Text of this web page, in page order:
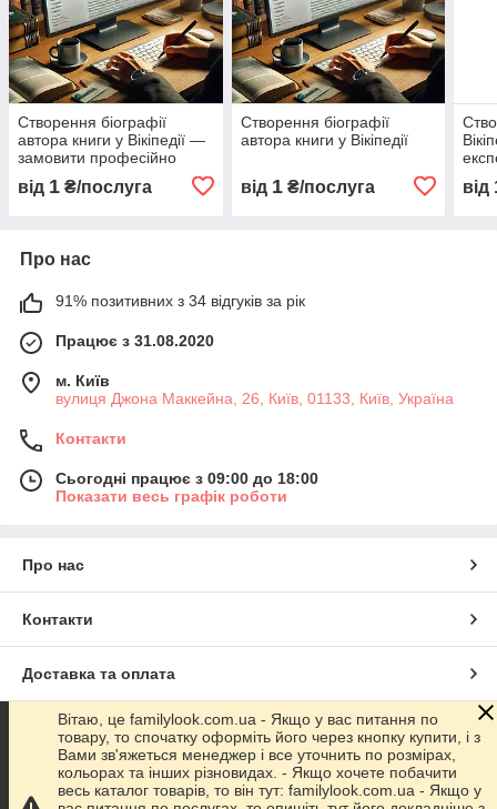
Створення біографії
автора книги у Вікіпедії —
замовити професійно
від 1 ₴/послуга
Створення біографії
автора книги у Вікіпедії
від 1₴/послуга від
Про нас
91% позитивних з 34 відгуків за рік
Працює з 31.08.2020
м. Київ
вулиця Джона Маккейна, 26, Київ, 01133, Київ, Україна
Контакти
Сьогодні працює з 09:00 до 18:00
Показати весь графік роботи
Про нас
Контакти
Доставка та оплата
Графік роботи
Повна версія сайту
Вітаю, це familylook.com.ua - Якщо у вас питання по
товару, то спочатку оформіть його через кнопку купити, і з
Вами зв'яжеться менеджер і все уточнить по розмірах,
кольорах та інших різновидах. - Якщо хочете побачити
весь каталог товарів, то він тут: familylook.com.ua - Якщо у